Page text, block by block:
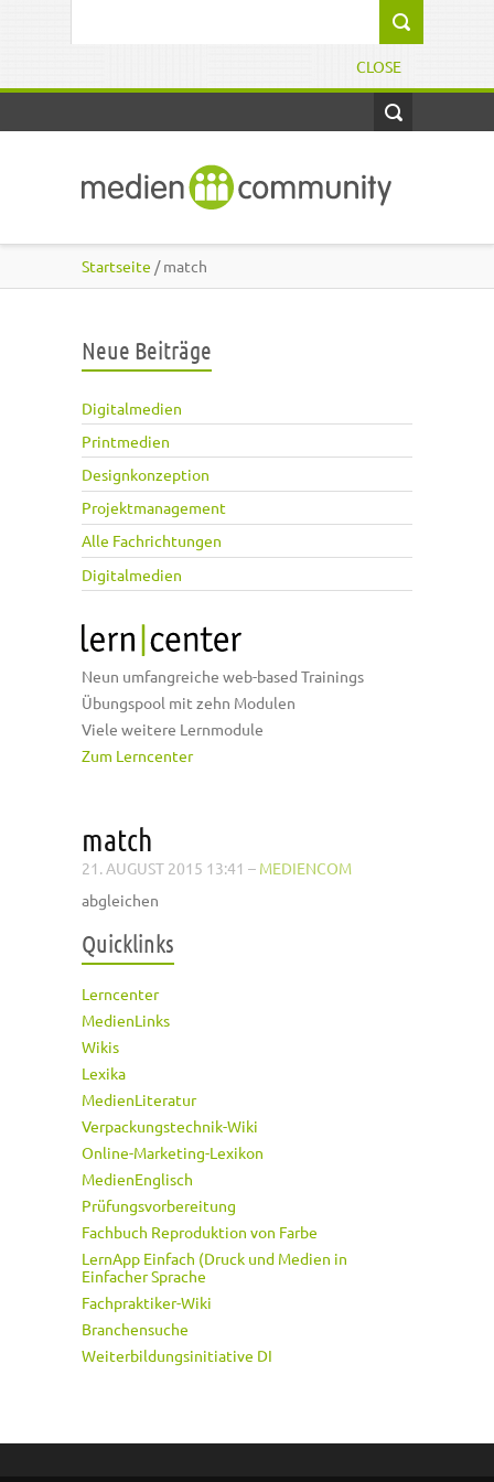
CLOSE
Startseite / match
Neue Beiträge
Digitalmedien
Printmedien
Designkonzeption
Projektmanagement
Alle Fachrichtungen
Digitalmedien
Neun umfangreiche web-based Trainings
Übungspool mit zehn Modulen
Viele weitere Lernmodule
Zum Lerncenter
match
21. AUGUST 2015 13:41 – MEDIENCOM
abgleichen
Quicklinks
Lerncenter
MedienLinks
Wikis
Lexika
MedienLiteratur
Verpackungstechnik-Wiki
Online-Marketing-Lexikon
MedienEnglisch
Prüfungsvorbereitung
Fachbuch Reproduktion von Farbe
LernApp Einfach (Druck und Medien in
Einfacher Sprache
Fachpraktiker-Wiki
Branchensuche
Weiterbildungsinitiative DI